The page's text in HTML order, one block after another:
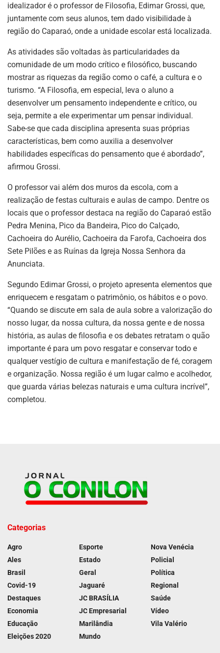
idealizador é o professor de Filosofia, Edimar Grossi, que,
juntamente com seus alunos, tem dado visibilidade à
região do Caparaó, onde a unidade escolar está localizada.
As atividades são voltadas às particularidades da
comunidade de um modo crítico e filosófico, buscando
mostrar as riquezas da região como o café, a cultura e o
turismo. “A Filosofia, em especial, leva o aluno a
desenvolver um pensamento independente e crítico, ou
seja, permite a ele experimentar um pensar individual.
Sabe-se que cada disciplina apresenta suas próprias
características, bem como auxilia a desenvolver
habilidades específicas do pensamento que é abordado”,
afirmou Grossi.
O professor vai além dos muros da escola, com a
realização de festas culturais e aulas de campo. Dentre os
locais que o professor destaca na região do Caparaó estão
Pedra Menina, Pico da Bandeira, Pico do Calçado,
Cachoeira do Aurélio, Cachoeira da Farofa, Cachoeira dos
Sete Pilões e as Ruínas da Igreja Nossa Senhora da
Anunciata.
Segundo Edimar Grossi, o projeto apresenta elementos que
enriquecem e resgatam o patrimônio, os hábitos e o povo.
“Quando se discute em sala de aula sobre a valorização do
nosso lugar, da nossa cultura, da nossa gente e de nossa
história, as aulas de filosofia e os debates retratam o quão
importante é para um povo resgatar e conservar todo e
qualquer vestígio de cultura e manifestação de fé, coragem
e organização. Nossa região é um lugar calmo e acolhedor,
que guarda várias belezas naturais e uma cultura incrível”,
completou.
Categorias
Agro
Ales
Brasil
Covid-19
Destaques
Economia
Educação
Eleições 2020
Esporte
Estado
Geral
Jaguaré
JC BRASÍLIA
JC Empresarial
Marilândia
Mundo
Nova Venécia
Policial
Política
Regional
Saúde
Vídeo
Vila Valério